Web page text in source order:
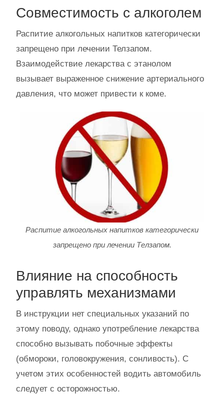
Совместимость с алкоголем
Распитие алкогольных напитков категорически
запрещено при лечении Телзапом.
Взаимодействие лекарства с этанолом
вызывает выраженное снижение артериального
давления, что может привести к коме.
Распитие алкогольных напитков категорически
запрещено при лечении Телзапом.
Влияние на способность
управлять механизмами
В инструкции нет специальных указаний по
этому поводу, однако употребление лекарства
способно вызывать побочные эффекты
(обмороки, головокружения, сонливость). С
учетом этих особенностей водить автомобиль
следует с осторожностью.